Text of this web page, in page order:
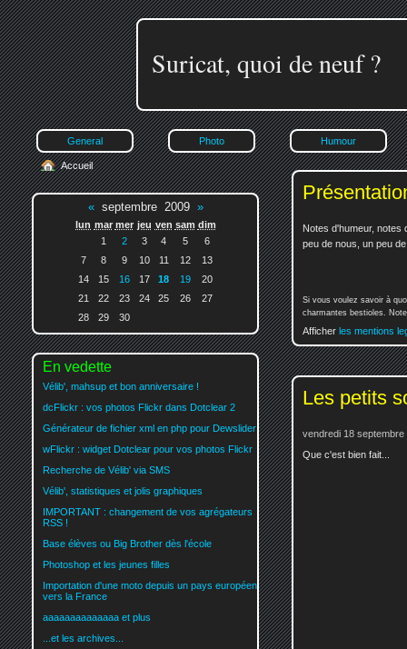
Suricat, quoi de neuf ?
General Photo Humour
Notes d'humeur, notes
peu de nous, un peu
Si vous voulez savoir à
charmantes bestioles.
Afficher les mentions
Les petits
vendredi 18 septembre
Que c'est bien fait...
Accueil
«septembre 2009 »
lun mar mer jeu ven sam dim
1
2 3 4 5
6
7
8 9 10 11 12
13
14
15 16 17 18 19
20
21
22 23 24 25 26
27
28
29 30
En vedette
Vélib', mahsup et bon anniversaire !
dcFlickr : vos photos Flickr dans Dotclear 2
Générateur de fichier xml en php pour Dewslider
wFlickr : widget Dotclear pour vos photos Flickr
Recherche de Vélib' via SMS
Vélib', statistiques et jolis graphiques
IMPORTANT : changement de vos agrégateurs
RSS !
Base élèves ou Big Brother dès l'école
Photoshop et les jeunes filles
Importation d'une moto depuis un pays européen
vers la France
aaaaaaaaaaaaaa et plus
...et les archives...